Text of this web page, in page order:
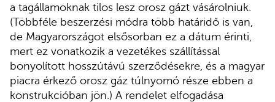
a tagállamoknak tilos lesz orosz gázt vásárolniuk.
(Többféle beszerzési módra több határidő is van,
de Magyarországot elsősorban ez a dátum érinti,
mert ez vonatkozik a vezetékes szállítással
bonyolított hosszútávú szerződésekre, és a magyar
piacra érkező orosz gáz túlnyomó része ebben a
konstrukcióban jön.) A rendelet elfogadása